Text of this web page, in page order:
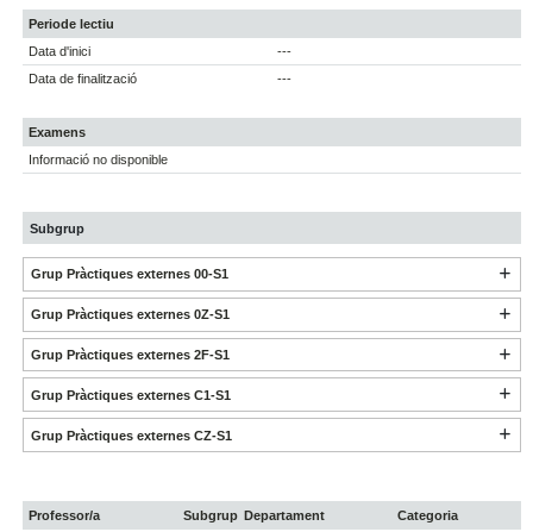
Periode lectiu
Data d'inici
---
Data de finalització
---
Examens
Informació no disponible
Subgrup
Grup Pràctiques externes 00-S1
Grup Pràctiques externes 0Z-S1
Grup Pràctiques externes 2F-S1
Grup Pràctiques externes C1-S1
Grup Pràctiques externes CZ-S1
Professor/a Subgrup Departament
Categoria